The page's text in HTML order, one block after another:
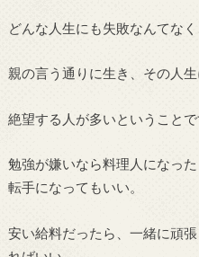
どんな人生にも失敗なんてな
親の言う通りに生き、その人
絶望する人が多いということで
勉強が嫌いなら料理人になっ
転手になってもいい。
安い給料だったら、一緒に頑